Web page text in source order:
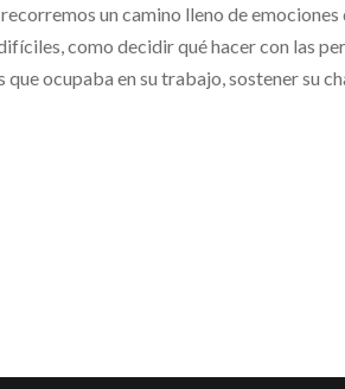
un camino lleno de emociones
como decidir qué hacer con las
ocupaba en su trabajo, sostener su